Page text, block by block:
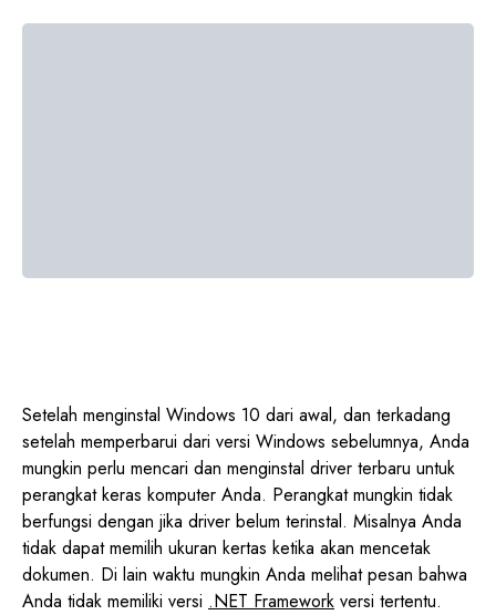
Setelah menginstal Windows 10 dari awal, dan terkadang
setelah memperbarui dari versi Windows sebelumnya, Anda
mungkin perlu mencari dan menginstal driver terbaru untuk
perangkat keras komputer Anda. Perangkat mungkin tidak
berfungsi dengan jika driver belum terinstal. Misalnya Anda
tidak dapat memilih ukuran kertas ketika akan mencetak
dokumen. Di lain waktu mungkin Anda melihat pesan bahwa
Anda tidak memiliki versi .NET Framework versi tertentu.